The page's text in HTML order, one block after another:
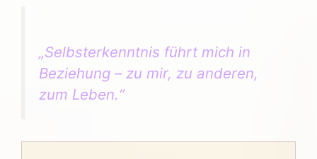
„Selbsterkenntnis führt mich in
Beziehung – zu mir, zu anderen,
zum Leben.“